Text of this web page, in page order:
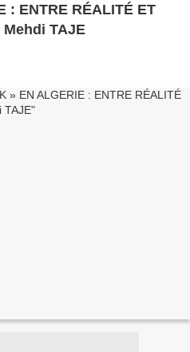
: ENTRE RÉALITÉ ET
Mehdi TAJE